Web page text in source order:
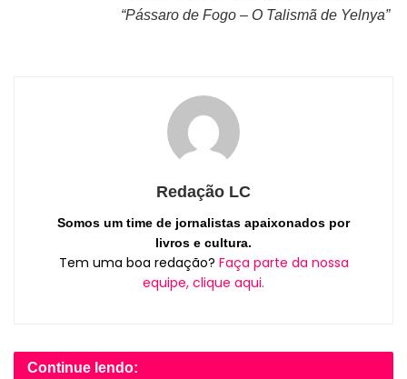
“Pássaro de Fogo – O Talismã de Yelnya”
Redação LC
Somos um time de jornalistas apaixonados por
livros e cultura.
Tem uma boa redação? Faça parte da nossa
equipe, clique aqui.
Continue lendo: